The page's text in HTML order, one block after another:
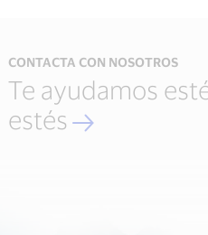
CONTACTA CON NOSOTROS
Te ayudamos
estés